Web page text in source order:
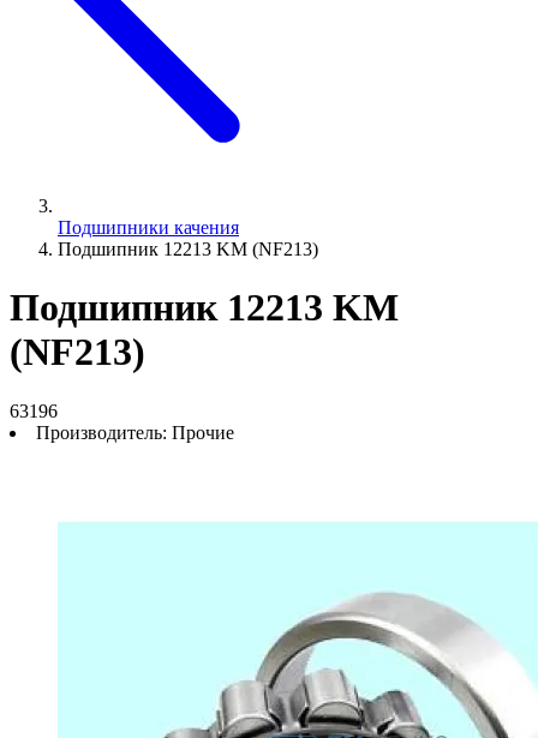
Подшипники качения
Подшипник 12213 KM (NF213)
Подшипник 12213 KM
(NF213)
63196
Производитель: Прочие